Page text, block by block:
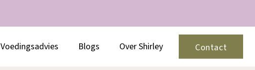
Voedingsadvies Blogs Over Shirley Contact